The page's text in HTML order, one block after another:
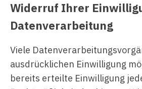
Widerruf Ihrer
Datenverarbeitung
Viele
ausdrücklichen Einwilligung
bereits erteilte Einwilligung